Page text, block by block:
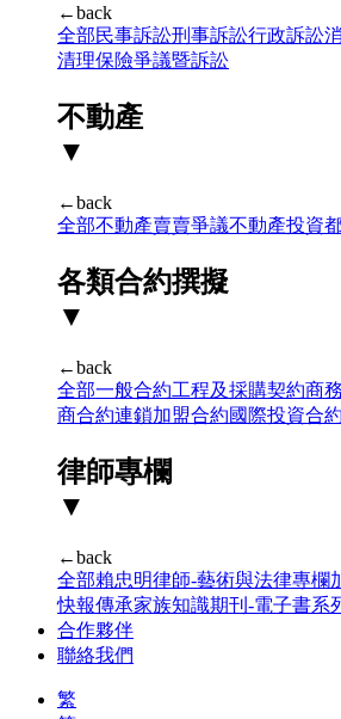
←back
全部民事訴訟刑事訴訟行政訴訟
清理保險爭議暨訴訟
不動產
▼
←back
全部不動產賣賣爭議不動產投資
各類合約撰擬
▼
←back
全部一般合約工程及採購契約商
商合約連鎖加盟合約國際投資合約
律師專欄
▼
←back
全部賴忠明律師-藝術與法律專欄
快報傳承家族知識期刊-電子書系
合作夥伴
聯絡我們
繁